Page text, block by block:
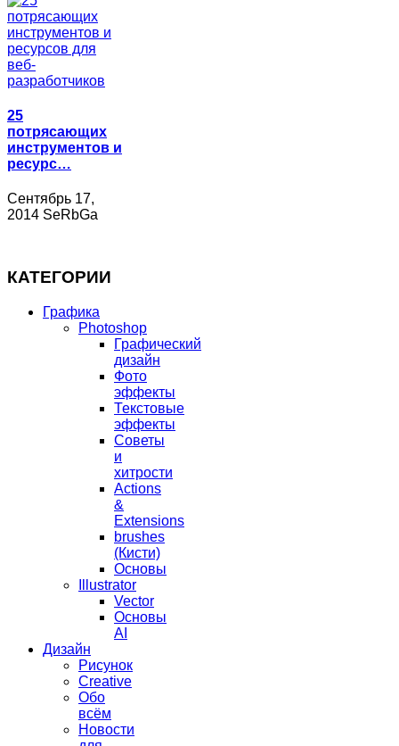
25
потрясающих
инструментов и
ресурс…
Сентябрь 17,
2014 SeRbGa
КАТЕГОРИИ
Графика
Photoshop
Графический
дизайн
Фото
эффекты
Текстовые
эффекты
Советы
и
хитрости
Actions
&
Extensions
brushes
(Кисти)
Основы
Illustrator
Vector
Основы
AI
Дизайн
Рисунок
Creative
Обо
всём
Новости